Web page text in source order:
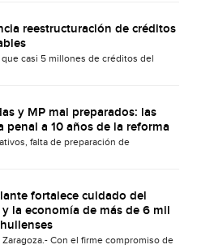
reestructuración de créditos
casi 5 millones de créditos del
y MP mal preparados: las
penal a 10 años de la reforma
falta de preparación de
fortalece cuidado del
la economía de más de 6 mil
Con el firme compromiso de